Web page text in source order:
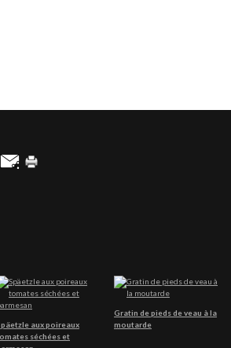
aux poireaux
séchées et
Gratin de pieds de veau à la
moutarde